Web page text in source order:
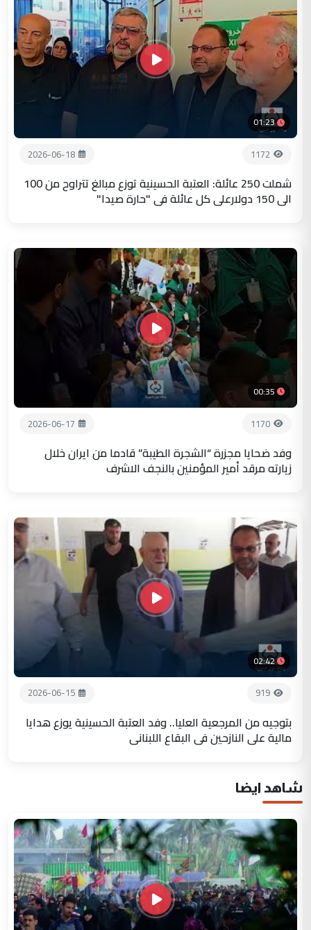
01:23
1172
2026-06-18
شملت 250 عائلة: العتبة الحسينية توزع مبالغ تتراوح من 100
الى 150 دولارعلى كل عائلة في "حارة صيدا"
00:35
1170
2026-06-17
وفد ضحايا مجزرة “الشجرة الطيبة” قادما من ايران خلال
زيارته مرقد أمير المؤمنين بالنجف الاشرف
02:42
919
2026-06-15
بتوجيه من المرجعية العليا.. وفد العتبة الحسينية يوزع هدايا
مالية على النازحين في البقاع اللبناني
شاهد ايضا